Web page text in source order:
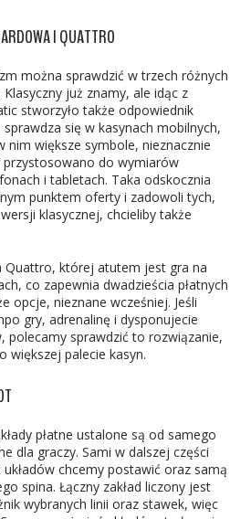
I QUATTRO
można sprawdzić w trzech różnych
już znamy, ale idąc z
stworzyło także odpowiednik
sprawdza się w kasynach mobilnych,
większe symbole, nieznacznie
do wymiarów
i tabletach. Taka odskocznia
punktem oferty i zadowoli tych,
klasycznej, chcieliby także
Quattro, której atutem jest gra na
co zapewnia dwadzieścia płatnych
opcje, nieznane wcześniej. Jeśli
gry, adrenalinę i dysponujecie
polecamy sprawdzić to rozwiązanie,
większej palecie kasyn.
płatne ustalone są od samego
dla graczy. Sami w dalszej części
chcemy postawić oraz samą
spina. Łączny zakład liczony jest
wybranych linii oraz stawek, więc